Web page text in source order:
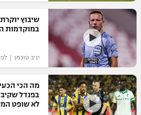
רשיון להקרנה פומבית לבית עסק
הצטרפות לחבילת הערוצים
לוח דרושים – ג'ובנט
תגיות
המגזין
שיבוץ
במוקדמות
יניב טוכמן | לפני 10
מה הכי
בפנדל
לא שופט